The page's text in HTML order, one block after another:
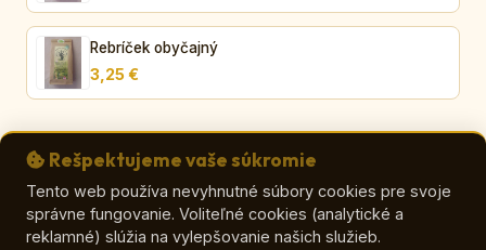
Rebríček obyčajný
3,25 €
© VČELA – Viera Orličková
Rešpektujeme vaše súkromie
Tento web používa nevyhnutné súbory cookies pre svoje
správne fungovanie. Voliteľné cookies (analytické a
reklamné) slúžia na vylepšovanie našich služieb.